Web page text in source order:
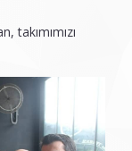
takımımızı